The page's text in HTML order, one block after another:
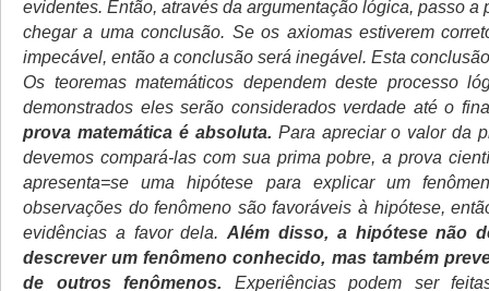
evidentes. Então, através da argumentação lógica, passo a
chegar a uma conclusão. Se os axiomas estiverem
impecável, então a conclusão será inegável. Esta
Os teoremas matemáticos dependem deste processo
demonstrados eles serão considerados verdade até o
prova matemática é absoluta. Para apreciar o valor da
devemos compará-las com sua prima pobre, a prova
apresenta=se uma hipótese para explicar um
observações do fenômeno são favoráveis à hipótese,
evidências a favor dela.Além disso, a hipótese não
descrever um fenômeno conhecido, mas também
de outros fenômenos. Experiências podem ser